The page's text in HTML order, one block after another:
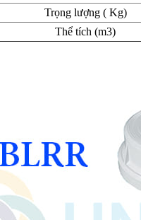
Trọng lượng ( Kg)
Thể tích (m3)